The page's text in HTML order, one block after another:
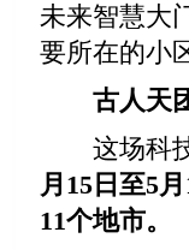
未来智慧大
要所在的小
古人天
这场科技
月15日至5月
11个地市。